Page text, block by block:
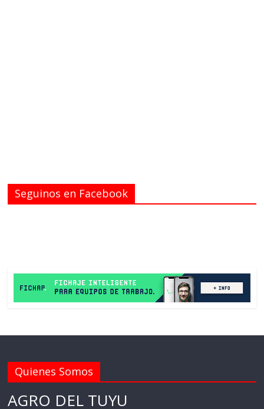
Seguinos en Facebook
Quienes Somos
AGRO DEL TUYU